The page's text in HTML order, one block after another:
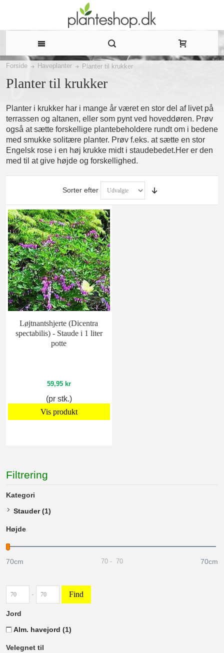
Forside Haveplanter Planter til krukker
Planter til krukker
Planter i krukker har i mange år været en stor del af livet på
terrassen og altanen, eller som pynt ved hoveddøren. Prøv
også at sætte forskellige plantebeholdere rundt om i bedene
med smukke solitære planter. Prøv f.eks. at sætte en stor
Engelsk rose i en høj krukke midt i staudebedet.Her er den
med til at give højde og forskellighed.
Sorter efter
Løjtnantshjerte (Dicentra
spectabilis) - Staude i 1 liter
potte
59,95 kr
(pr stk.)
Vis produkt
Filtrering
Kategori
Stauder(1)
Højde
70cm 70cm
70 - 70
- Find
Jord
Alm. havejord (1)
Velegnet til